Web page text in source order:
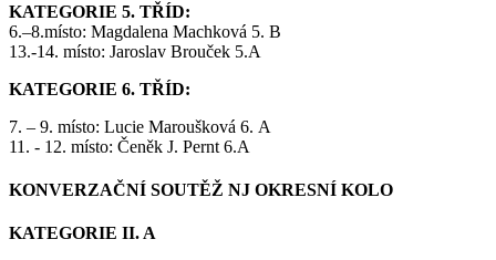
KATEGORIE 5. TŘÍD:
6.–8.místo: Magdalena Machková 5. B
13.-14. místo: Jaroslav Brouček 5.A
KATEGORIE 6. TŘÍD:
7. – 9. místo: Lucie Maroušková 6. A
11. - 12. místo: Čeněk J. Pernt 6.A
KONVERZAČNÍ SOUTĚŽ NJ OKRESNÍ KOLO
KATEGORIE II. A